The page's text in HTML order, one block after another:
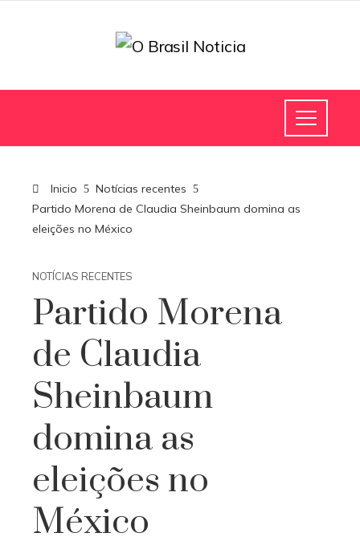
Inicio
Notícias recentes
Partido Morena de Claudia Sheinbaum domina as
eleições no México
NOTÍCIAS RECENTES
Partido Morena
de Claudia
Sheinbaum
domina as
eleições no
México